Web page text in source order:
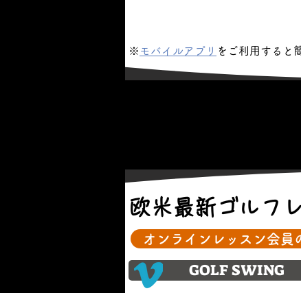
※ モバイルアプリ をご利用すると
欧米最新ゴルフ
オンラインレッスン会員
GOLF SWING